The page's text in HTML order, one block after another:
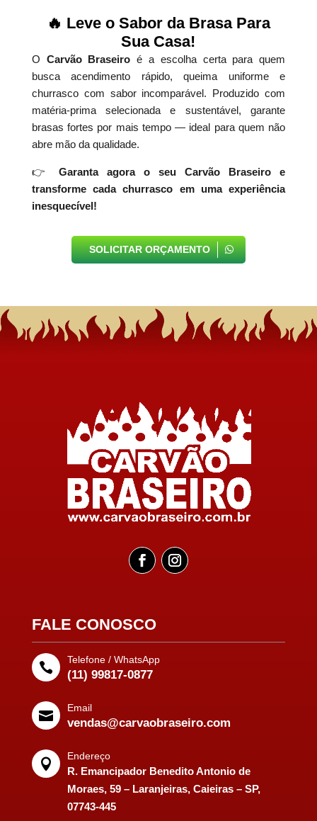
🔥 Leve o Sabor da Brasa Para
Sua Casa!
O Carvão Braseiro é a escolha certa para quem
busca acendimento rápido, queima uniforme e
churrasco com sabor incomparável. Produzido com
matéria-prima selecionada e sustentável, garante
brasas fortes por mais tempo — ideal para quem não
abre mão da qualidade.
👉
Garanta agora o seu Carvão Braseiro e
transforme cada churrasco em uma experiência
inesquecível!
SOLICITAR ORÇAMENTO
FALE CONOSCO

Telefone / WhatsApp
(11) 99817-0877

Email
vendas@carvaobraseiro.com

Endereço
R. Emancipador Benedito Antonio de
Moraes, 59 – Laranjeiras, Caieiras – SP,
07743-445